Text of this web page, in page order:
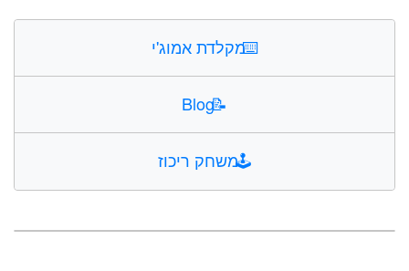
⌨️מקלדת אמוג'י
📝
Blog
🕹️משחק ריכוז